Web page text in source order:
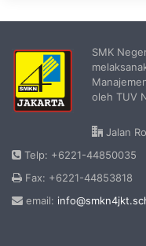
SMK
oleh TUV
Jalan
Telp: +6221-44850035
Fax: +6221-44853818
email: